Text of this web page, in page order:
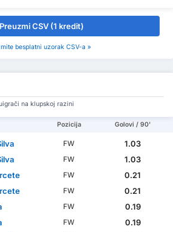
Preuzmi CSV (1 kredit)
besplatni uzorak CSV-a »
na klupskoj razini
Pozicija Golovi / 90'
FW
1.03
FW
1.03
FW
0.21
FW
0.21
FW
0.19
FW
0.19